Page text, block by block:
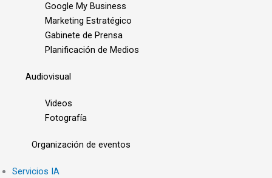
Google My Business
Marketing Estratégico
Gabinete de Prensa
Planificación de Medios
Audiovisual
Videos
Fotografía
Organización de eventos
Servicios IA